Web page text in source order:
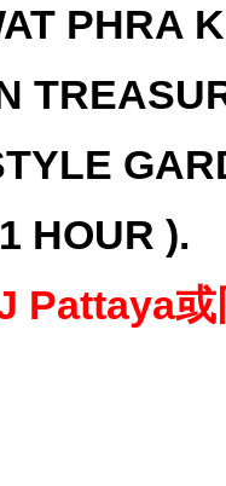
PHRA
HOUR ).
Pattaya或